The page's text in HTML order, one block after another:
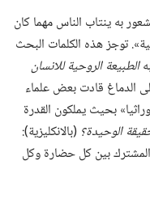
به ينتاب الناس مهما كان
توجز هذه الكلمات البحث
الطبيعة الروحية للانسان
الدماغ قادت بعض علماء
بحيث يملكون القدرة
الوحيدة؟‏ ‏(‏بالانكليزية)‏:‏
بين كل حضارة وكل